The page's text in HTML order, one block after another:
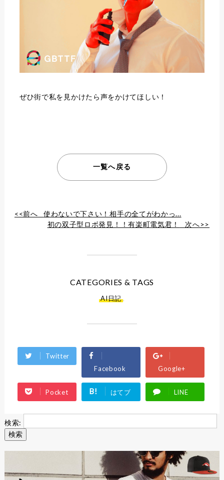
ぜひ街で私を見かけたら声をかけてほしい！
一覧へ戻る
<<前へ 使わないで下さい！相手の全てがわかっ...
初の双子型ロボ発見！！有楽町電気君！
次へ>>
CATEGORIES & TAGS
AI日記 ,
Twitter
Facebook
Google+
Pocket B! はてブ LINE
検索: